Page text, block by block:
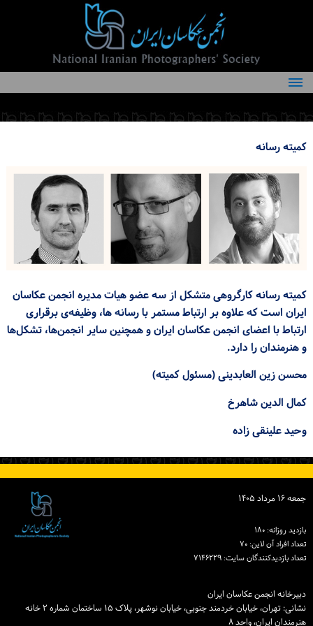
درباره انجمن
کمیته‌های انجمن
شرایط عضویت
اخبار
مقالات
تماس با ما
ورود / ثبت‌نام
کمیته رسانه
کمیته رسانه کارگروهی متشکل از سه عضو هیات مدیره انجمن عکاسان
ایران است که علاوه بر ارتباط مستمر با رسانه ها، وظیفه‌ی برقراری
ارتباط با اعضای انجمن عکاسان ایران و همچنین سایر انجمن‌ها، تشکل‌ها
و هنرمندان را دارد.
محسن زین العابدینی (مسئول کمیته)
کمال الدین شاهرخ
وحید علینقی زاده
جمعه ۱۶ مرداد ۱۴۰۵
بازدید روزانه: ۱۸۰
تعداد افراد آن لاین: ۷۰
تعداد بازدیدكنندگان سایت: ۷۱۴۶۲۲۹
دبیرخانه انجمن عکاسان ایران
نشانی: تهران، خیابان خردمند جنوبی، خیابان نوشهر، پلاک ۱۵ ساختمان شماره ۲ خانه
هنرمندان ایران، واحد ۸